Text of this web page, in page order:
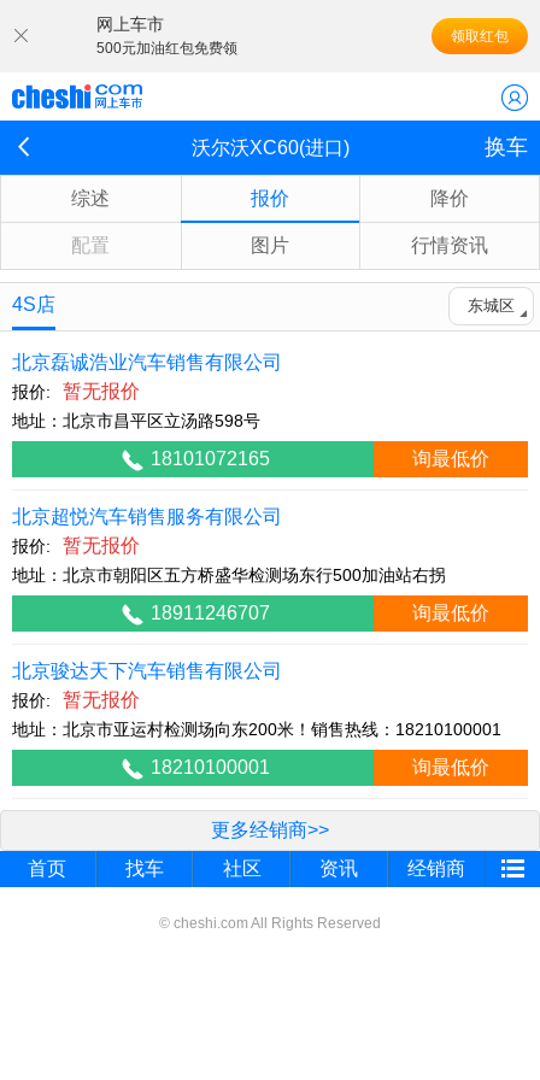
网上车市
500元加油红包免费领
领取红包
沃尔沃XC60(进口) 换车
综述 报价 降价
配置 图片 行情资讯
4S店 东城区
北京磊诚浩业汽车销售有限公司
报价: 暂无报价
地址：北京市昌平区立汤路598号
18101072165 询最低价
北京超悦汽车销售服务有限公司
报价: 暂无报价
地址：北京市朝阳区五方桥盛华检测场东行500加油站右拐
18911246707 询最低价
北京骏达天下汽车销售有限公司
报价: 暂无报价
地址：北京市亚运村检测场向东200米！销售热线：18210100001
18210100001 询最低价
更多经销商>>
首页
找车 社区 资讯 经销商
© cheshi.com All Rights Reserved